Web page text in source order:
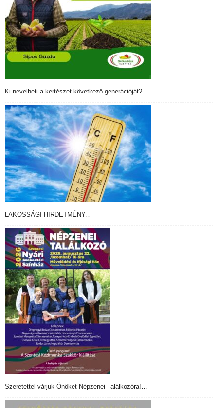
Ki nevelheti a kertészet következő generációját?…
LAKOSSÁGI HIRDETMÉNY…
Szeretettel várjuk Önöket Népzenei Találkozóra!…